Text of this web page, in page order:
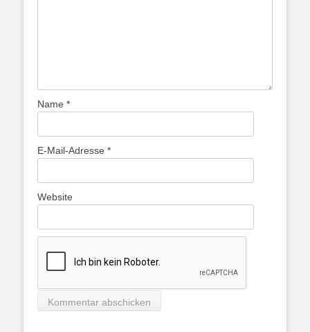
Name *
E-Mail-Adresse *
Website